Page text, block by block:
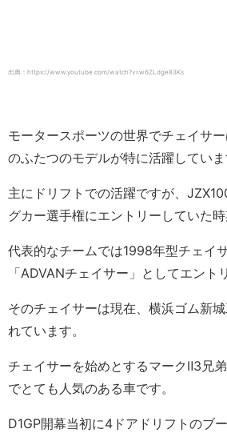
出典：https://www.youtube.com/watch?v=w6ZLdge83Ks
モータースポーツの世界でチェイサ
のふたつのモデルが特に活躍していま
主にドリフトでの活躍ですが、
グカー選手権にエントリーしていた時
代表的なチームでは1998年型チェイ
「ADVANチェイサー」としてエント
そのチェイサーは現在、横浜ゴム新
れています。
チェイサーを始めとするマークⅡ3兄
でとても人気のある車です。
D1GP開幕当初に4ドアドリフトのブ